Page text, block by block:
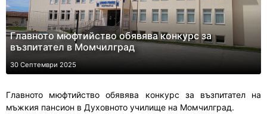
Главното мюфтийство обявява конкурс за
възпитател в Момчилград
30 Септември 2025
Главното мюфтийство обявява конкурс за възпитател на
мъжкия пансион в Духовното училище на Момчилград.